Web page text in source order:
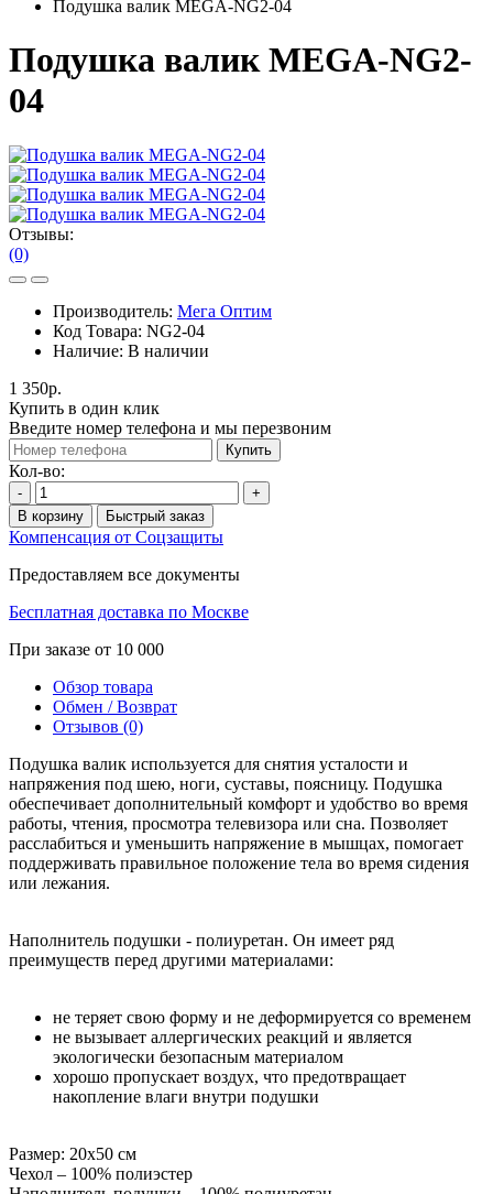
Подушка валик MEGA-NG2-04
Подушка валик MEGA-NG2-
04
Отзывы:
(0)
Производитель: Мега Оптим
Код Товара: NG2-04
Наличие: В наличии
1 350р.
Купить в один клик
Введите номер телефона и мы перезвоним
Купить
Кол-во:
-
+
В корзину
Быстрый заказ
Компенсация от Соцзащиты
Предоставляем все документы
Бесплатная доставка по Москве
При заказе от 10 000
Обзор товара
Обмен / Возврат
Отзывов (0)
Подушка валик используется для снятия усталости и
напряжения под шею, ноги, суставы, поясницу. Подушка
обеспечивает дополнительный комфорт и удобство во время
работы, чтения, просмотра телевизора или сна. Позволяет
расслабиться и уменьшить напряжение в мышцах, помогает
поддерживать правильное положение тела во время сидения
или лежания.
Наполнитель подушки - полиуретан. Он имеет ряд
преимуществ перед другими материалами:
не теряет свою форму и не деформируется со временем
не вызывает аллергических реакций и является
экологически безопасным материалом
хорошо пропускает воздух, что предотвращает
накопление влаги внутри подушки
Размер: 20х50 см
Чехол – 100% полиэстер